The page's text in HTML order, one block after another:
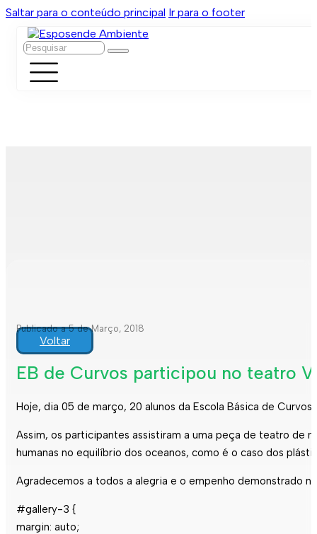
Saltar para o conteúdo principal Ir para o footer
Pesquisar
Publicado a 5 de Março, 2018
Voltar
EB de Curvos participou no teatro
Hoje, dia 05 de março, 20 alunos da Escola Básica de
Assim, os participantes assistiram a uma peça de teatro de
humanas no equilíbrio dos oceanos, como é o caso dos
Agradecemos a todos a alegria e o empenho demonstrado
#gallery-3 {
margin: auto;